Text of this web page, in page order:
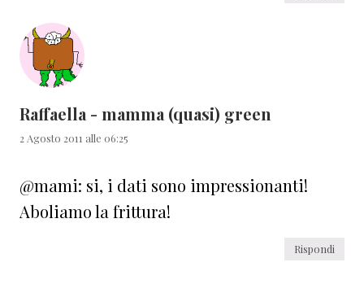
Raffaella - mamma (quasi) green
2 Agosto 2011 alle 06:25
@mami: si, i dati sono impressionanti!
Aboliamo la frittura!
Rispondi